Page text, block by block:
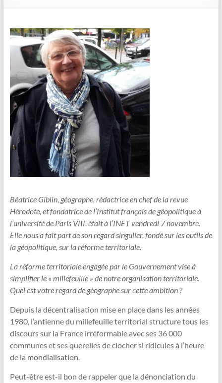
Béatrice Giblin, géographe, rédactrice en chef de la revue
Hérodote, et fondatrice de l’Institut français de géopolitique à
l’université de Paris VIII, était à l’INET vendredi 7 novembre.
Elle nous a fait part de son regard singulier, fondé sur les outils de
la géopolitique, sur la réforme territoriale.
La réforme territoriale engagée par le Gouvernement vise à
simplifier le « millefeuille » de notre organisation territoriale.
Quel est votre regard de géographe sur cette ambition ?
Depuis la décentralisation mise en place dans les années
1980, l’antienne du millefeuille territorial structure tous les
discours sur la France irréformable avec ses 36 000
communes et ses querelles de clocher si ridicules à l’heure
de la mondialisation.
Peut-être est-il bon de rappeler que la dénonciation du